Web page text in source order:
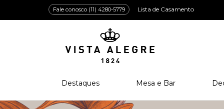
Fale conosco (11) 4280-5779 Lista de Casamento
Destaques
Mesa e Bar